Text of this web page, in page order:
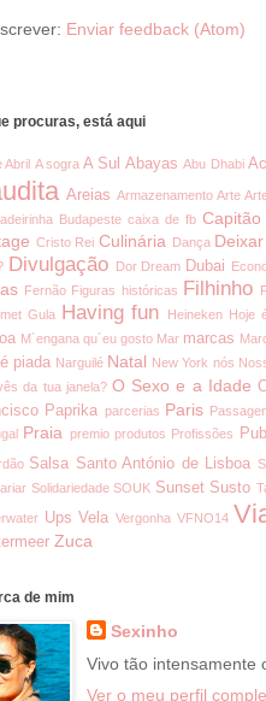
Enviar feedback (Atom)
procuras, está aqui
Abril A sogra A Sul Abayas Abu Dhabi
Areias Armazenamento Arte
Budapeste caixa de fb Capitão
Cristo Rei Culinária Dança
Divulgação Dor Dream Dubai
Fernão Figuras históricas Filhinho
Gula Having fun Heineken Hoje
M´engana qu´eu gosto Mar marcas
piada Narguilé Natal New York nós
da tua janela? O Sexo e a Idade
Paprika parcerias Paris
Praia premio produtos Profissões
Salsa Santo António de Lisboa
Solidariedade SOUK Sunset Susto
Ups Vela Vergonha VFNO14
Zuca
de mim
Sexinho
Vivo tão intensamente
Ver o meu perfil